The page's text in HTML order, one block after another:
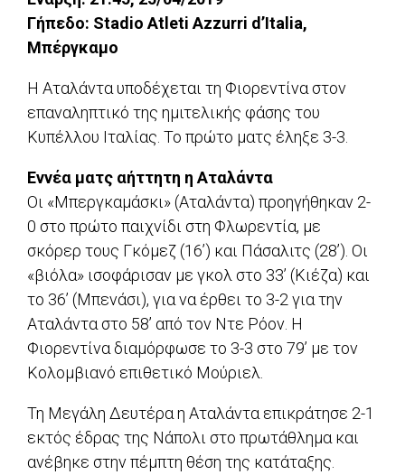
Γήπεδο: Stadio Atleti Azzurri d’Italia,
Μπέργκαμο
Η Αταλάντα υποδέχεται τη Φιορεντίνα στον
επαναληπτικό της ημιτελικής φάσης του
Κυπέλλου Ιταλίας. Το πρώτο ματς έληξε 3-3.
Εννέα ματς αήττητη η Αταλάντα
Οι «Μπεργκαμάσκι» (Αταλάντα) προηγήθηκαν 2-
0 στο πρώτο παιχνίδι στη Φλωρεντία, με
σκόρερ τους Γκόμεζ (16’) και Πάσαλιτς (28’). Οι
«βιόλα» ισοφάρισαν με γκολ στο 33’ (Κιέζα) και
το 36’ (Μπενάσι), για να έρθει το 3-2 για την
Αταλάντα στο 58’ από τον Ντε Ρόον. Η
Φιορεντίνα διαμόρφωσε το 3-3 στο 79’ με τον
Κολομβιανό επιθετικό Μούριελ.
Τη Μεγάλη Δευτέρα η Αταλάντα επικράτησε 2-1
εκτός έδρας της Νάπολι στο πρωτάθλημα και
ανέβηκε στην πέμπτη θέση της κατάταξης.